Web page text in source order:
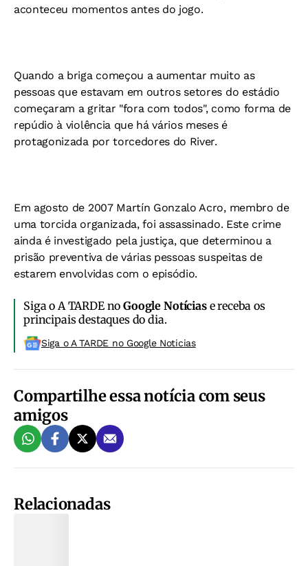
aconteceu momentos antes do jogo.
Quando a briga começou a aumentar muito as
pessoas que estavam em outros setores do estádio
começaram a gritar "fora com todos", como forma de
repúdio à violência que há vários meses é
protagonizada por torcedores do River.
Em agosto de 2007 Martín Gonzalo Acro, membro de
uma torcida organizada, foi assassinado. Este crime
ainda é investigado pela justiça, que determinou a
prisão preventiva de várias pessoas suspeitas de
estarem envolvidas com o episódio.
Siga o A TARDE noGoogle Notíciase receba os
principais destaques do dia.
Siga o A TARDE no Google Noticias
Compartilhe essa notícia com seus
amigos
Relacionadas